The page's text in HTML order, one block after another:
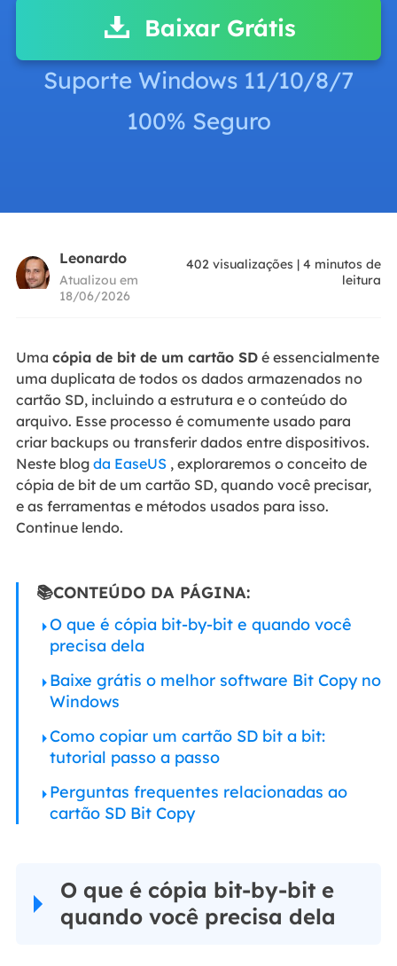
Baixar Grátis
Suporte Windows 11/10/8/7
100% Seguro
Leonardo
Atualizou em
18/06/2026
402 visualizações |4 minutos de
leitura
Uma cópia de bit de um cartão SDé essencialmente
uma duplicata de todos os dados armazenados no
cartão SD, incluindo a estrutura e o conteúdo do
arquivo. Esse processo é comumente usado para
criar backups ou transferir dados entre dispositivos.
Neste blog da EaseUS , exploraremos o conceito de
cópia de bit de um cartão SD, quando você precisar,
e as ferramentas e métodos usados para isso.
Continue lendo.
📚CONTEÚDO DA PÁGINA:
O que é cópia bit-by-bit e quando você
precisa dela
Baixe grátis o melhor software Bit Copy no
Windows
Como copiar um cartão SD bit a bit:
tutorial passo a passo
Perguntas frequentes relacionadas ao
cartão SD Bit Copy
O que é cópia bit-by-bit e
quando você precisa dela